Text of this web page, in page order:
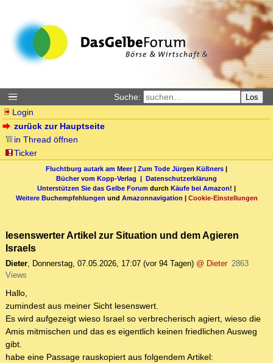
Suche: Los
Login
zurück zur Hauptseite
in Thread öffnen
Ticker
Fluchtburg autark am Meer| Zum Tode Jürgen Küßners |
Bücher vom Kopp-Verlag | Datenschutzerklärung
Unterstützen Sie das Gelbe Forum durch Käufe bei Amazon! |
Weitere Buchempfehlungen und Amazonnavigation | Cookie-Einstellungen
lesenswerter Artikel zur Situation und dem Agieren
Israels
Dieter, Donnerstag, 07.05.2026, 17:07 (vor 94 Tagen) @ Dieter 2863
Views
Hallo,
zumindest aus meiner Sicht lesenswert.
Es wird aufgezeigt wieso Israel so verbrecherisch agiert, wieso die
Amis mitmischen und das es eigentlich keinen friedlichen Ausweg
gibt.
habe eine Passage rauskopiert aus folgendem Artikel: